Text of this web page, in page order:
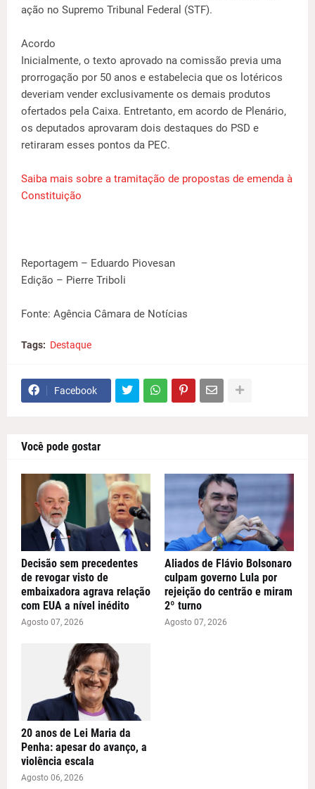
ação no Supremo Tribunal Federal (STF).
Acordo
Inicialmente, o texto aprovado na comissão previa uma
prorrogação por 50 anos e estabelecia que os lotéricos
deveriam vender exclusivamente os demais produtos
ofertados pela Caixa. Entretanto, em acordo de Plenário,
os deputados aprovaram dois destaques do PSD e
retiraram esses pontos da PEC.
Saiba mais sobre a tramitação de propostas de emenda à
Constituição
Reportagem – Eduardo Piovesan
Edição – Pierre Triboli
Fonte: Agência Câmara de Notícias
Tags: Destaque
Facebook
Você pode gostar
Decisão sem precedentes
de revogar visto de
embaixadora agrava relação
com EUA a nível inédito
Agosto 07, 2026
Aliados de Flávio Bolsonaro
culpam governo Lula por
rejeição do centrão e miram
2º turno
Agosto 07, 2026
20 anos de Lei Maria da
Penha: apesar do avanço, a
violência escala
Agosto 06, 2026